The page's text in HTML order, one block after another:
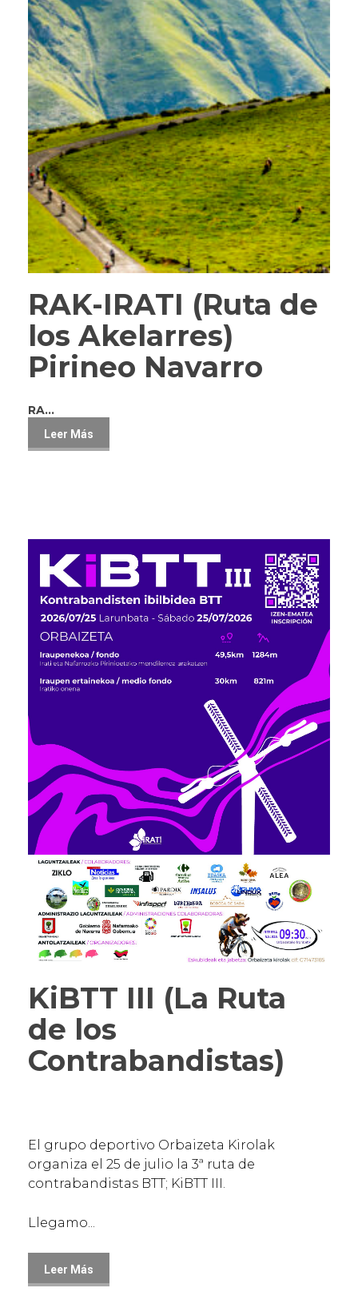
RAK-IRATI (Ruta de
los Akelarres)
Pirineo Navarro
RA...
Leer Más
KiBTT III (La Ruta
de los
Contrabandistas)
El grupo deportivo Orbaizeta Kirolak
organiza el 25 de julio la 3ª ruta de
contrabandistas BTT; KiBTT III.
Llegamo...
Leer Más